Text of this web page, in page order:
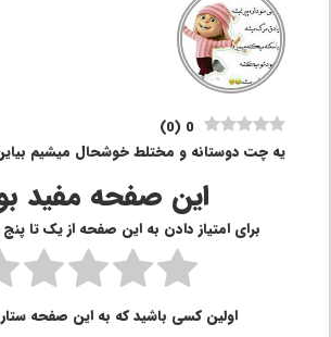
0
(
0
)
یه چت دوستانه و مختلط خوشحال میشیم
این صفحه مفید
برای امتیاز دادن به این صفحه از یک تا
اولین کسی باشید که به این صفحه